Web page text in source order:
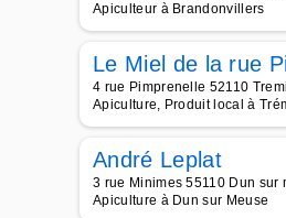
Apiculteur à Brandonvillers
Le Miel de la rue
4 rue Pimprenelle 52110
Apiculture, Produit local à
André Leplat
3 rue Minimes 55110 Dun sur
Apiculture à Dun sur Meuse